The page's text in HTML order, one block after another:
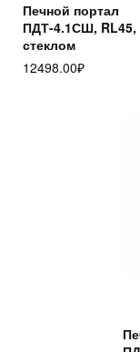
Печной портал
ПДТ-4.1СШ, RL45,
стеклом
12498.00₽